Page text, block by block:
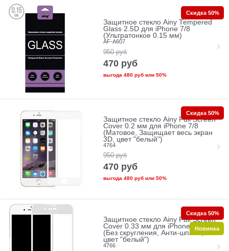
Защитное стекло Ainy Tempered
Glass 2.5D для iPhone 7/8
(Ультратонкое 0.15 мм)
AF-A607
950 руб
470 руб
выгода 480 рубили 50%
Скидка 50%
Защитное стекло Ainy Full Screen
Cover 0.2 мм для iPhone 7/8
(Матовое, Защищает весь экран
3D, цвет "белый")
4764
950 руб
470 руб
выгода 480 рубили 50%
Скидка 50%
Защитное стекло Ainy Full Screen
Cover 0.33 мм для iPhone 7/8
(Без скругления, Анти-шпион,
цвет "белый")
4766
Скидка 50%
Новинка